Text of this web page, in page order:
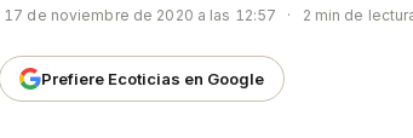
17 de noviembre de 2020 a las 12:57 · 2 min de
Prefiere Ecoticias en Google